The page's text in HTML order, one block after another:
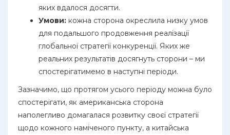
яких вдалося досягти.
Умови: кожна сторона окреслила низку умов
для подальшого продовження реалізації
глобальної стратегії конкуренції. Яких же
реальних результатів досягнуть сторони – ми
спостерігатимемо в наступні періоди.
Зазначимо, що протягом усього періоду можна було
спостерігати, як американська сторона
наполегливо домагалася розвитку своєї стратегії
щодо кожного наміченого пункту, а китайська